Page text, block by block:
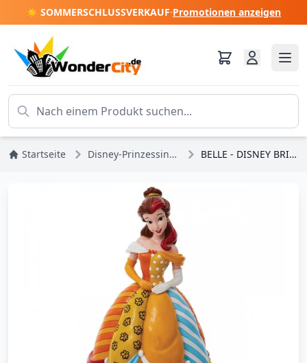
☀️ SOMMERSCHLUSSVERKAUF·Promotionen anzeigen
Startseite Disney-Prinzessinnen BELLE - DISNEY BRITTO